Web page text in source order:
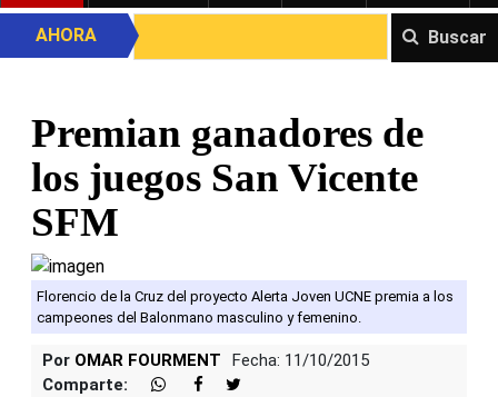
Buscar
AHORA
Premian ganadores de
los juegos San Vicente
SFM
Florencio de la Cruz del proyecto Alerta Joven UCNE premia a los
campeones del Balonmano masculino y femenino.
Por OMAR FOURMENT
Fecha: 11/10/2015
Comparte: